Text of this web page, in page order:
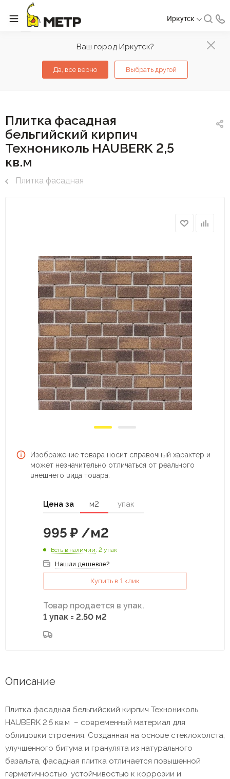
Ваш город Иркутск?
Да, все верно Выбрать другой
Иркутск
Плитка фасадная
бельгийский кирпич
Технониколь HAUBERK 2,5
кв.м
Плитка фасадная
Изображение товара носит справочный характер и
может незначительно отличаться от реального
внешнего вида товара.
Цена за м2 упак
995 ₽ /м2
Есть в наличии: 2 упак
Нашли дешевле?
Купить в 1 клик
Товар продается в упак.
1 упак = 2.50 м2
Описание
Плитка фасадная бельгийский кирпич Технониколь
HAUBERK 2,5 кв.м – современный материал для
облицовки строения. Созданная на основе стеклохолста,
улучшенного битума и гранулята из натурального
базальта, фасадная плитка отличается повышенной
герметичностью, устойчивостью к коррозии и